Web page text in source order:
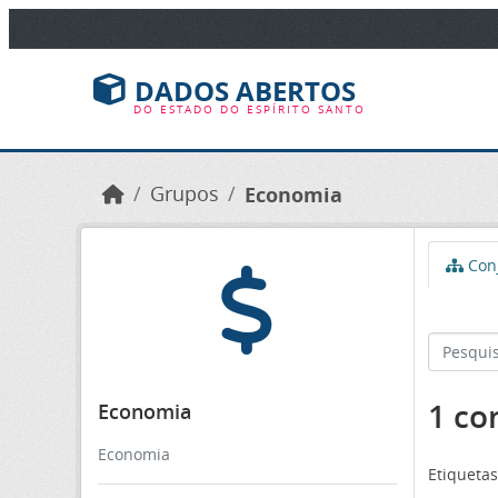
Ir para o conteúdo principal
DADOS ABERTOS
DO ESTADO DO ESPÍRITO SANTO
Grupos Economia
Economia
Economia
1